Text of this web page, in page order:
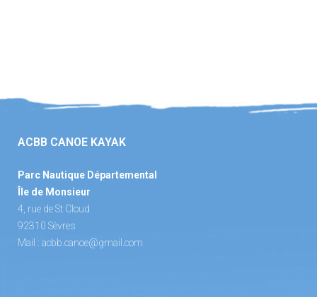
ACBB CANOE KAYAK
Parc Nautique Départemental
Île de Monsieur
4, rue de St Cloud
92310 Sèvres
Mail : acbb.canoe@gmail.com